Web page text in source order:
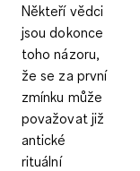
Někteří vědci
jsou dokonce
toho názoru,
že se za první
zmínku může
považovat již
antické
rituální